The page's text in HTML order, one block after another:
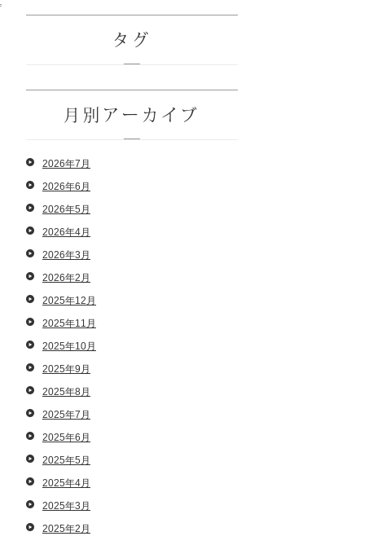
タグ
月別アーカイブ
2026年7月
2026年6月
2026年5月
2026年4月
2026年3月
2026年2月
2025年12月
2025年11月
2025年10月
2025年9月
2025年8月
2025年7月
2025年6月
2025年5月
2025年4月
2025年3月
2025年2月